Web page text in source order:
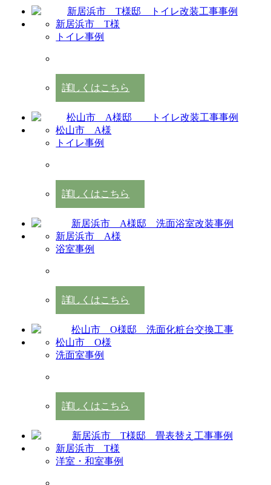
新居浜市 T様
トイレ事例
詳しくはこちら
松山市 A様
トイレ事例
詳しくはこちら
新居浜市 A様
浴室事例
詳しくはこちら
松山市 O様
洗面室事例
詳しくはこちら
新居浜市 T様
洋室・和室事例